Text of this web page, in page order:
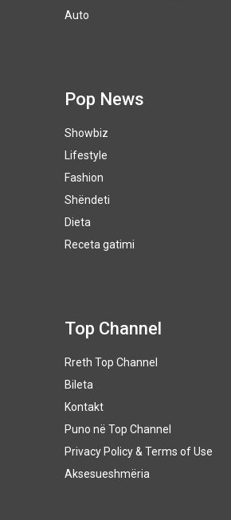
Auto
Pop News
Showbiz
Lifestyle
Fashion
Shëndeti
Dieta
Receta gatimi
Top Channel
Rreth Top Channel
Bileta
Kontakt
Puno në Top Channel
Privacy Policy & Terms of Use
Aksesueshmëria